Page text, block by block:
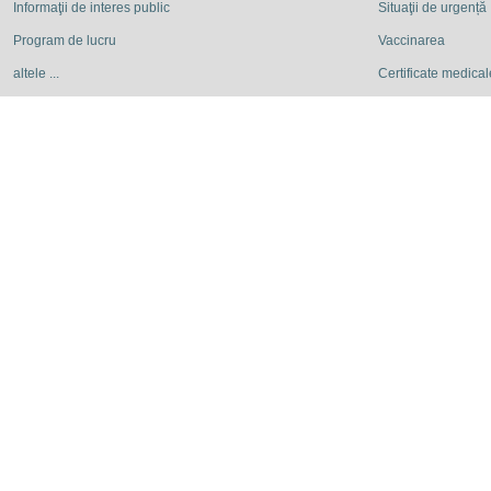
Informaţii de interes public
Program de lucru
altele ...
Situaţii de urgență
Vaccinarea
Certificate